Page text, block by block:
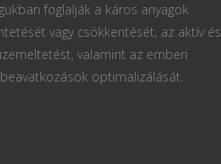
foglalják a káros anyagok
vagy csökkentését, az aktív és
valamint az emberi
optimalizálását.